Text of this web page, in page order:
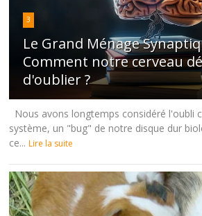
3
Le Grand Ménage
Comment notre cerveau
d'oublier ?
Nous avons longtemps considéré l'oubli
système, un "bug" de notre disque dur
ce... Lire la suite